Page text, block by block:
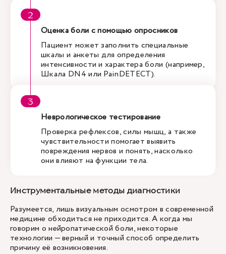
Оценка боли с помощью опросников
Пациент может заполнить специальные
шкалы и анкеты для определения
интенсивности и характера боли (например,
Шкала DN4 или PainDETECT).
Неврологическое тестирование
Проверка рефлексов, силы мышц, а также
чувствительности помогает выявить
повреждения нервов и понять, насколько
они влияют на функции тела.
Инструментальные методы диагностики
Разумеется, лишь визуальным осмотром в современной
медицине обходиться не приходится. А когда мы
говорим о нейропатической боли, некоторые
технологии — верный и точный способ определить
причину её возникновения.